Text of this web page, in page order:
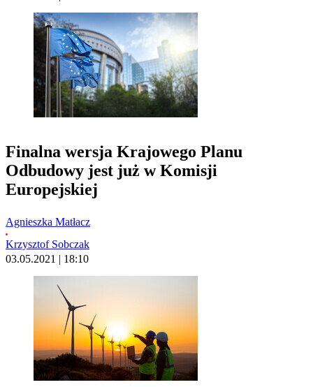
Finalna wersja Krajowego Planu
Odbudowy jest już w Komisji
Europejskiej
Agnieszka Matłacz
Krzysztof Sobczak
03.05.2021 | 18:10